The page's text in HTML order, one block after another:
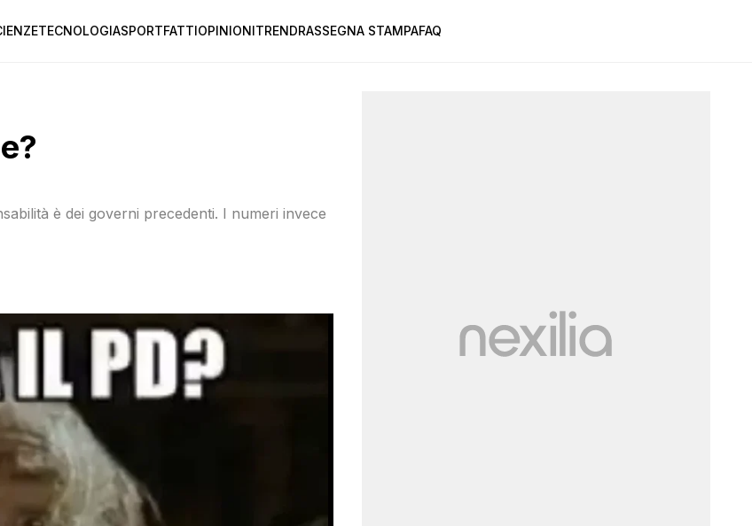
TECNOLOGIASPORTFATTIOPINIONITRENDRASSEGNA STAMPAFAQ
è dei governi precedenti. I numeri invece